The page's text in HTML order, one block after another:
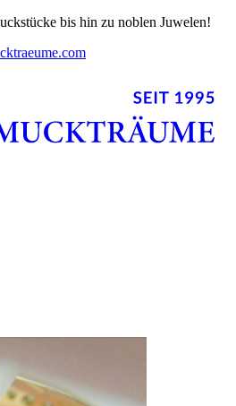
bis hin zu noblen Juwelen!